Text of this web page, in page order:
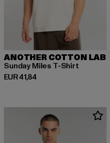
ANOTHER COTTON LAB
Sunday Miles T-Shirt
EUR 41,84
Huidige prijs: EUR 41,84